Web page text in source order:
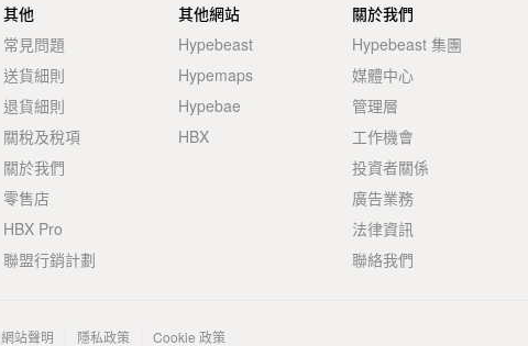
其他
常見問題
送貨細則
退貨細則
關稅及稅項
關於我們
零售店
HBX Pro
聯盟行銷計劃
其他網站
Hypebeast
Hypemaps
Hypebae
HBX
關於我們
Hypebeast 集團
媒體中心
管理層
工作機會
投資者關係
廣告業務
法律資訊
聯絡我們
網站聲明 隱私政策 Cookie 政策